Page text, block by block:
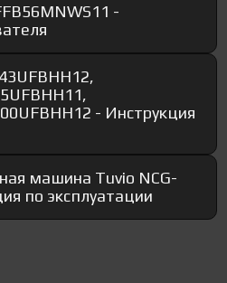
-
- Инструкция
машина Tuvio NCG-
по эксплуатации